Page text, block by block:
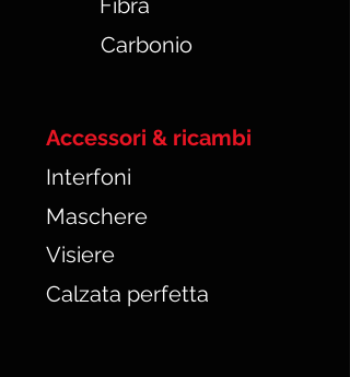
Fibra
Carbonio
Accessori & ricambi
Interfoni
Maschere
Visiere
Calzata perfetta